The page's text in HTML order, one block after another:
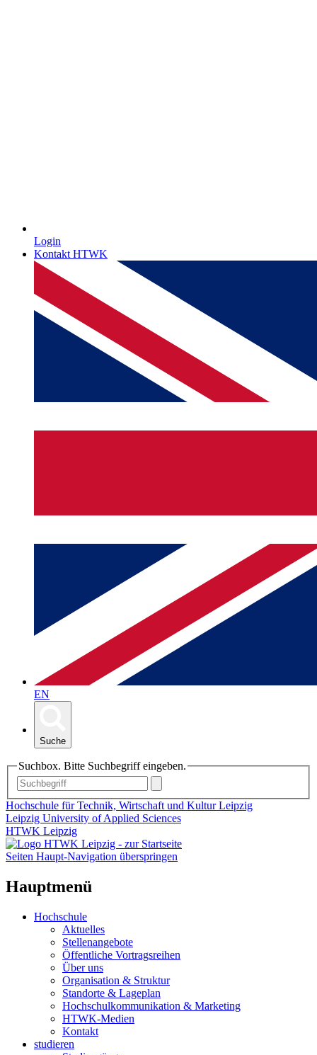
Login
Kontakt HTWK
EN
Suche
Suchbox. Bitte Suchbegriff eingeben.
Hochschule für Technik, Wirtschaft und Kultur Leipzig
Leipzig University of Applied Sciences
HTWK Leipzig
Seiten Haupt-Navigation überspringen
Hauptmenü
Hochschule
Aktuelles
Stellenangebote
Öffentliche Vortragsreihen
Über uns
Organisation & Struktur
Standorte & Lageplan
Hochschulkommunikation & Marketing
HTWK-Medien
Kontakt
studieren